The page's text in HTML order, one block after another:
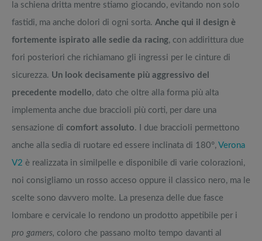
la schiena dritta mentre stiamo giocando, evitando non solo
fastidi, ma anche dolori di ogni sorta. Anche qui il design è
fortemente ispirato alle sedie da racing, con addirittura due
fori posteriori che richiamano gli ingressi per le cinture di
sicurezza. Un look decisamente più aggressivo del
precedente modello, dato che oltre alla forma più alta
implementa anche due braccioli più corti, per dare una
sensazione di comfort assoluto. I due braccioli permettono
anche alla sedia di ruotare ed essere inclinata di 180°, Verona
V2 è realizzata in similpelle e disponibile di varie colorazioni,
noi consigliamo un rosso acceso oppure il classico nero, ma le
scelte sono davvero molte. La presenza delle due fasce
lombare e cervicale lo rendono un prodotto appetibile per i
pro gamers, coloro che passano molto tempo davanti al